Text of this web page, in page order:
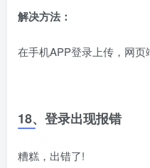
解决方法：
在手机APP登录上传，网
18、登录出现报错
糟糕，出错了!